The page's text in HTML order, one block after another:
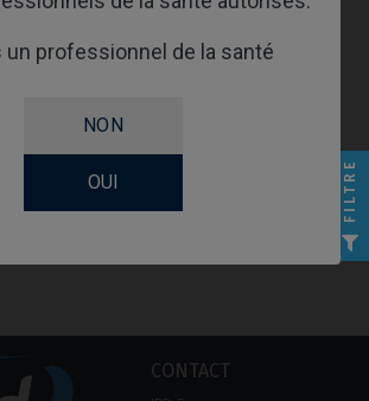
un professionnel de la santé
NON
OUI
CONTACT
FILTRE